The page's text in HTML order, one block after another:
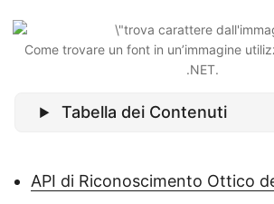
Come trovare un font in un’immagine
.NET.
Tabella dei Contenuti
API di Riconoscimento Ottico